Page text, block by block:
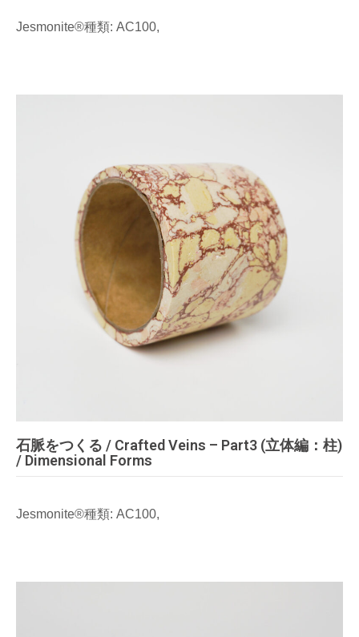
Jesmonite®種類: AC100,
石脈をつくる / Crafted Veins – Part3 (立体編：柱)
/ Dimensional Forms
Jesmonite®種類: AC100,